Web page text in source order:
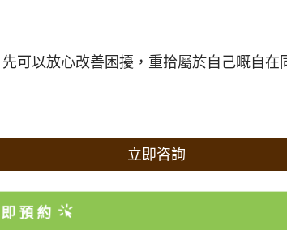
可以放心改善困擾，重拾屬於自己嘅自在
立即咨詢
預約